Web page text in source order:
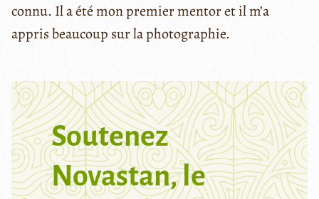
connu. Il a été mon premier mentor et il m’a
appris beaucoup sur la photographie.
Soutenez
Novastan, le